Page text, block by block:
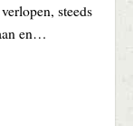
steeds
en…